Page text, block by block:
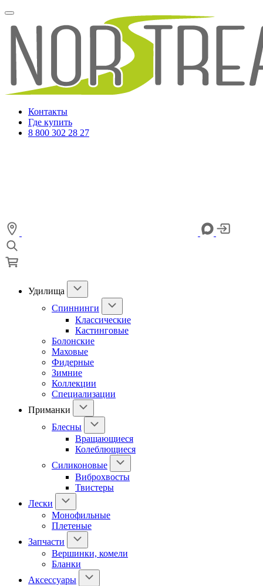
Контакты
Где купить
8 800 302 28 27
Удилища
Спиннинги
Классические
Кастинговые
Болонские
Маховые
Фидерные
Зимние
Коллекции
Специализации
Приманки
Блесны
Вращающиеся
Колеблющиеся
Силиконовые
Виброхвосты
Твистеры
Лески
Монофильные
Плетеные
Запчасти
Вершинки, комели
Бланки
Аксессуары